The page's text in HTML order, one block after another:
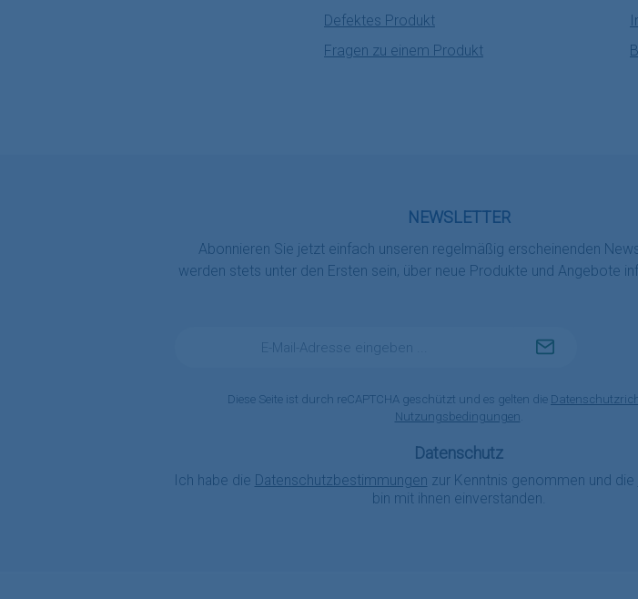
Defektes Produkt
Fragen zu einem Produkt
NEWSLETTER
Abonnieren Sie jetzt einfach unseren regelmäßig erscheinenden
werden stets unter den Ersten sein, über neue Produkte und Angebote
Diese Seite ist durch reCAPTCHA geschützt und es gelten die
Nutzungsbedingungen
Datenschutz
Ich habe die Datenschutzbestimmungen zur Kenntnis genommen und die
bin mit ihnen einverstanden.